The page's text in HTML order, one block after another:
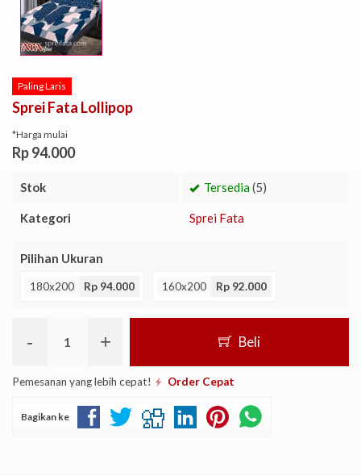
Paling Laris
Sprei Fata Lollipop
*Harga mulai
Rp 94.000
Stok Tersedia(5)
Kategori Sprei Fata
Pilihan Ukuran
180x200 Rp 94.000 160x200 Rp 92.000
- + Beli
Pemesanan yang lebih cepat! Order Cepat
Bagikan ke